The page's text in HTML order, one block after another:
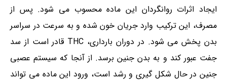
ایجاد اثرات روانگردان این ماده محسوب می شود. پس از
مصرف، این ترکیب وارد جریان خون شده و به سرعت در سراسر
بدن پخش می شود. در دوران بارداری، THC قادر است از سد
جفت عبور کند و به بدن جنین برسد. از آنجا که سیستم عصبی
جنین در حال شکل گیری و رشد است، ورود این ماده می تواند